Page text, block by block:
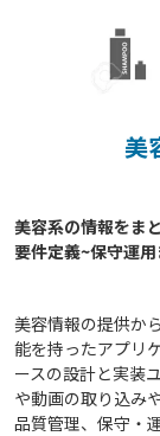
美
美容系の情報をま
美容情報の提供か
能を持ったアプリ
ースの設計と実装
や動画の取り込み
品質管理、保守・